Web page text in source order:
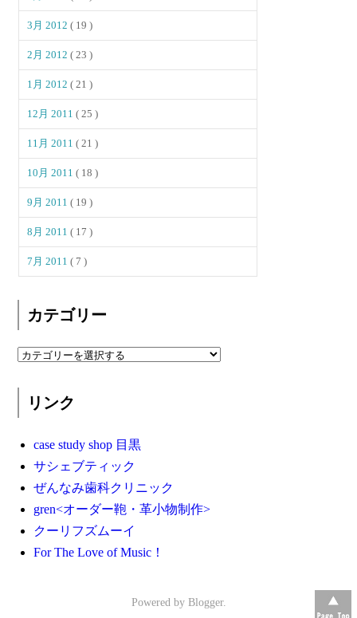
3月 2012( 19 )
2月 2012( 23 )
1月 2012( 21 )
12月 2011( 25 )
11月 2011( 21 )
10月 2011( 18 )
9月 2011( 19 )
8月 2011( 17 )
7月 2011( 7 )
カテゴリー
リンク
case study shop 目黒
サシェブティック
ぜんなみ歯科クリニック
gren<オーダー鞄・革小物制作>
クーリフズムーイ
For The Love of Music！
Powered by Blogger.